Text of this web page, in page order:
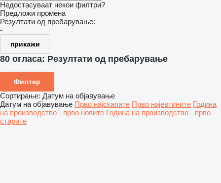
Недостасуваат некои филтри?
Предложи промена
Резултати од пребарување:
-
прикажи
80 огласа: Резултати од пребарување
Филтер
Сортирање: Датум на објавување
Датум на објавување Прво најскапите Прво најевтините Година
на производство - прво новите Година на производство - прво
старите